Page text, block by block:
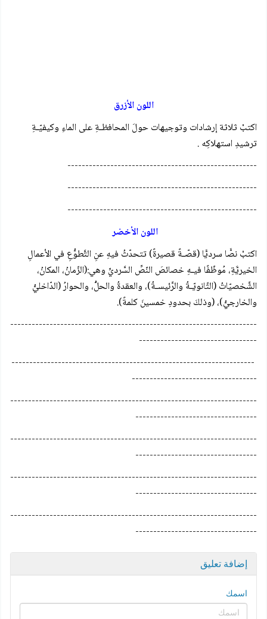
اللون الأزرق
اكتبْ ثلاثة إرشادات وتوجيهات حولَ المحافظـةِ على الماءِ وكيفيّـةِ
ترشيدِ استهلاكِه .
-----------------------------------------------------
-----------------------------------------------------
-----------------------------------------------------
اللون الأخضر
اكتبْ نصًّا سرديًّا (قصّـةً قصيرةً) تتحدّثُ فيهِ عنِ التَّطوُّعِ في الأعمالِ
الخيريَّةِ، مُوظّفًا فيـهِ خصائصَ النّصِّ السَّرديِّ وهي:(الزّمانُ، المكانُ،
الشَّخصيّاتُ (الثّانويّـةُ والرَّئيسـةُ)، والعقدةُ والحلُّ، والحوارُ (الدّاخليُّ
والخارجيُّ)، (وذلكَ بحدودِ خمسينَ كلمةً).
---------------------------------------------------------------------
---------------------------------
--------------------------------------------------------------------
-----------------------------------
---------------------------------------------------------------------
----------------------------------
---------------------------------------------------------------------
----------------------------------
---------------------------------------------------------------------
----------------------------------
---------------------------------------------------------------------
----------------------------------
إضافة تعليق
اسمك